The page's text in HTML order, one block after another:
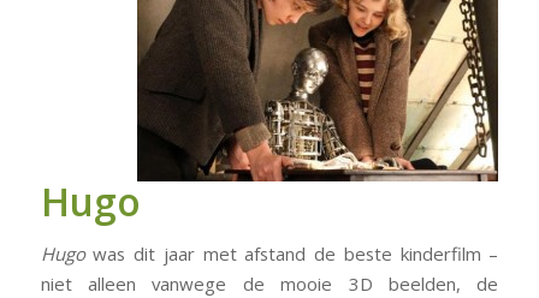
Hugo
Hugowas dit jaar met afstand de beste kinderfilm –
niet alleen vanwege de mooie 3D beelden, de